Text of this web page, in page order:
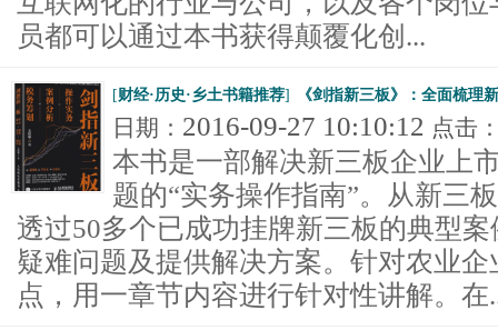
员都可以通过本书获得颠覆化创...
[财经·历史·乡土书籍推荐] 《剑指新三板》：全面梳理
日期： 2016-09-27 10:10:12 点击
本书是一部解决新三板企业上
题的“实务操作指南”。从新三
透过50多个已成功挂牌新三板的典型
疑难问题及提供解决方案。针对农业
点，用一章节内容进行针对性讲解。在